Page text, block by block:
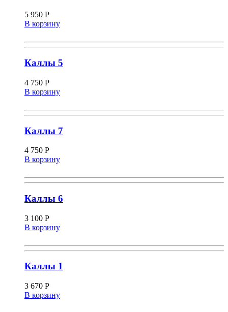
5 950 Р
В корзину
Каллы 5
4 750 Р
В корзину
Каллы 7
4 750 Р
В корзину
Каллы 6
3 100 Р
В корзину
Каллы 1
3 670 Р
В корзину